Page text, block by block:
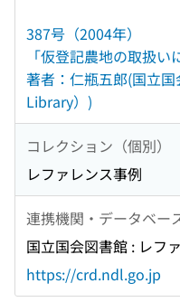
387号（2004年）
「仮登記農地の取扱い
著者：仁瓶五郎(国立
Library）)
コレクション（個別）
レファレンス事例
連携機関・データベー
国立国会図書館 : レフ
https://crd.ndl.go.jp